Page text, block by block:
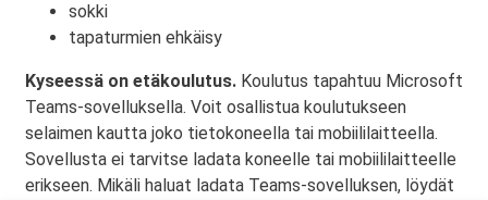
sokki
tapaturmien ehkäisy
Kyseessä on etäkoulutus. Koulutus tapahtuu Microsoft
Teams-sovelluksella. Voit osallistua koulutukseen
selaimen kautta joko tietokoneella tai mobiililaitteella.
Sovellusta ei tarvitse ladata koneelle tai mobiililaitteelle
erikseen. Mikäli haluat ladata Teams-sovelluksen, löydät